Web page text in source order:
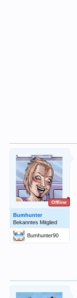
Offline
Bumhunter
Bekanntes Mitglied
Bumhunter90